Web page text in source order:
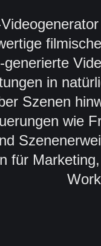
in
Szenen
wie
für